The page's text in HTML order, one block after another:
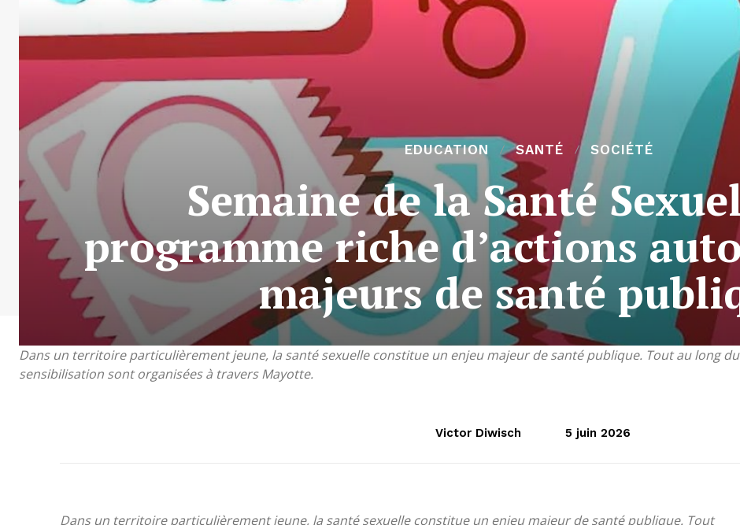
Dans un territoire particulièrement jeune, la santé sexuelle constitue un enjeu majeur de santé publique. Tout au long
sensibilisation sont organisées à travers Mayotte.
EDUCATION SANTÉ SOCIÉTÉ
Semaine de la Santé
programme riche d’actions
majeurs de santé
Victor Diwisch 5 juin 2026
Dans un territoire particulièrement jeune, la santé sexuelle constitue un enjeu majeur de santé publique. Tout